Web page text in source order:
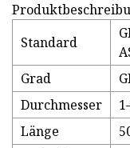
Standard
Grad
Durchmesser
Länge